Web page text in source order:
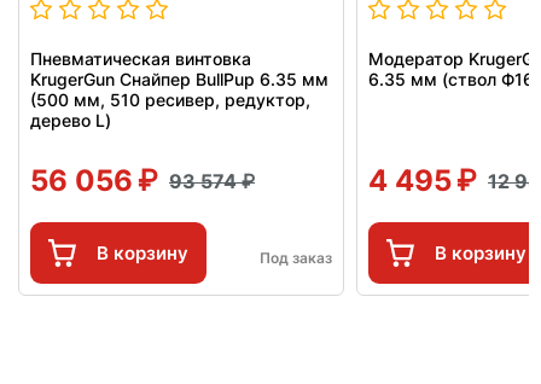
Пневматическая винтовка
KrugerGun Снайпер BullPup 6.35 мм
(500 мм, 510 ресивер, редуктор,
дерево L)
56 056 93 574
В корзину Под заказ
Модератор
6.35 мм (ствол
4 495 12
В корзину